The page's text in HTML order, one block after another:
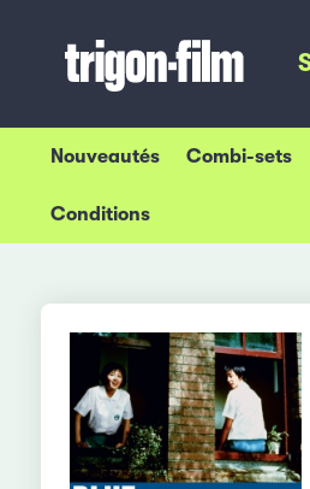
Nouveautés Combi-sets
Conditions